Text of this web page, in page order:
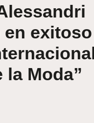
exitoso
la Moda”